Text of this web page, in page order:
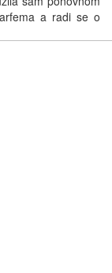
a radi se o